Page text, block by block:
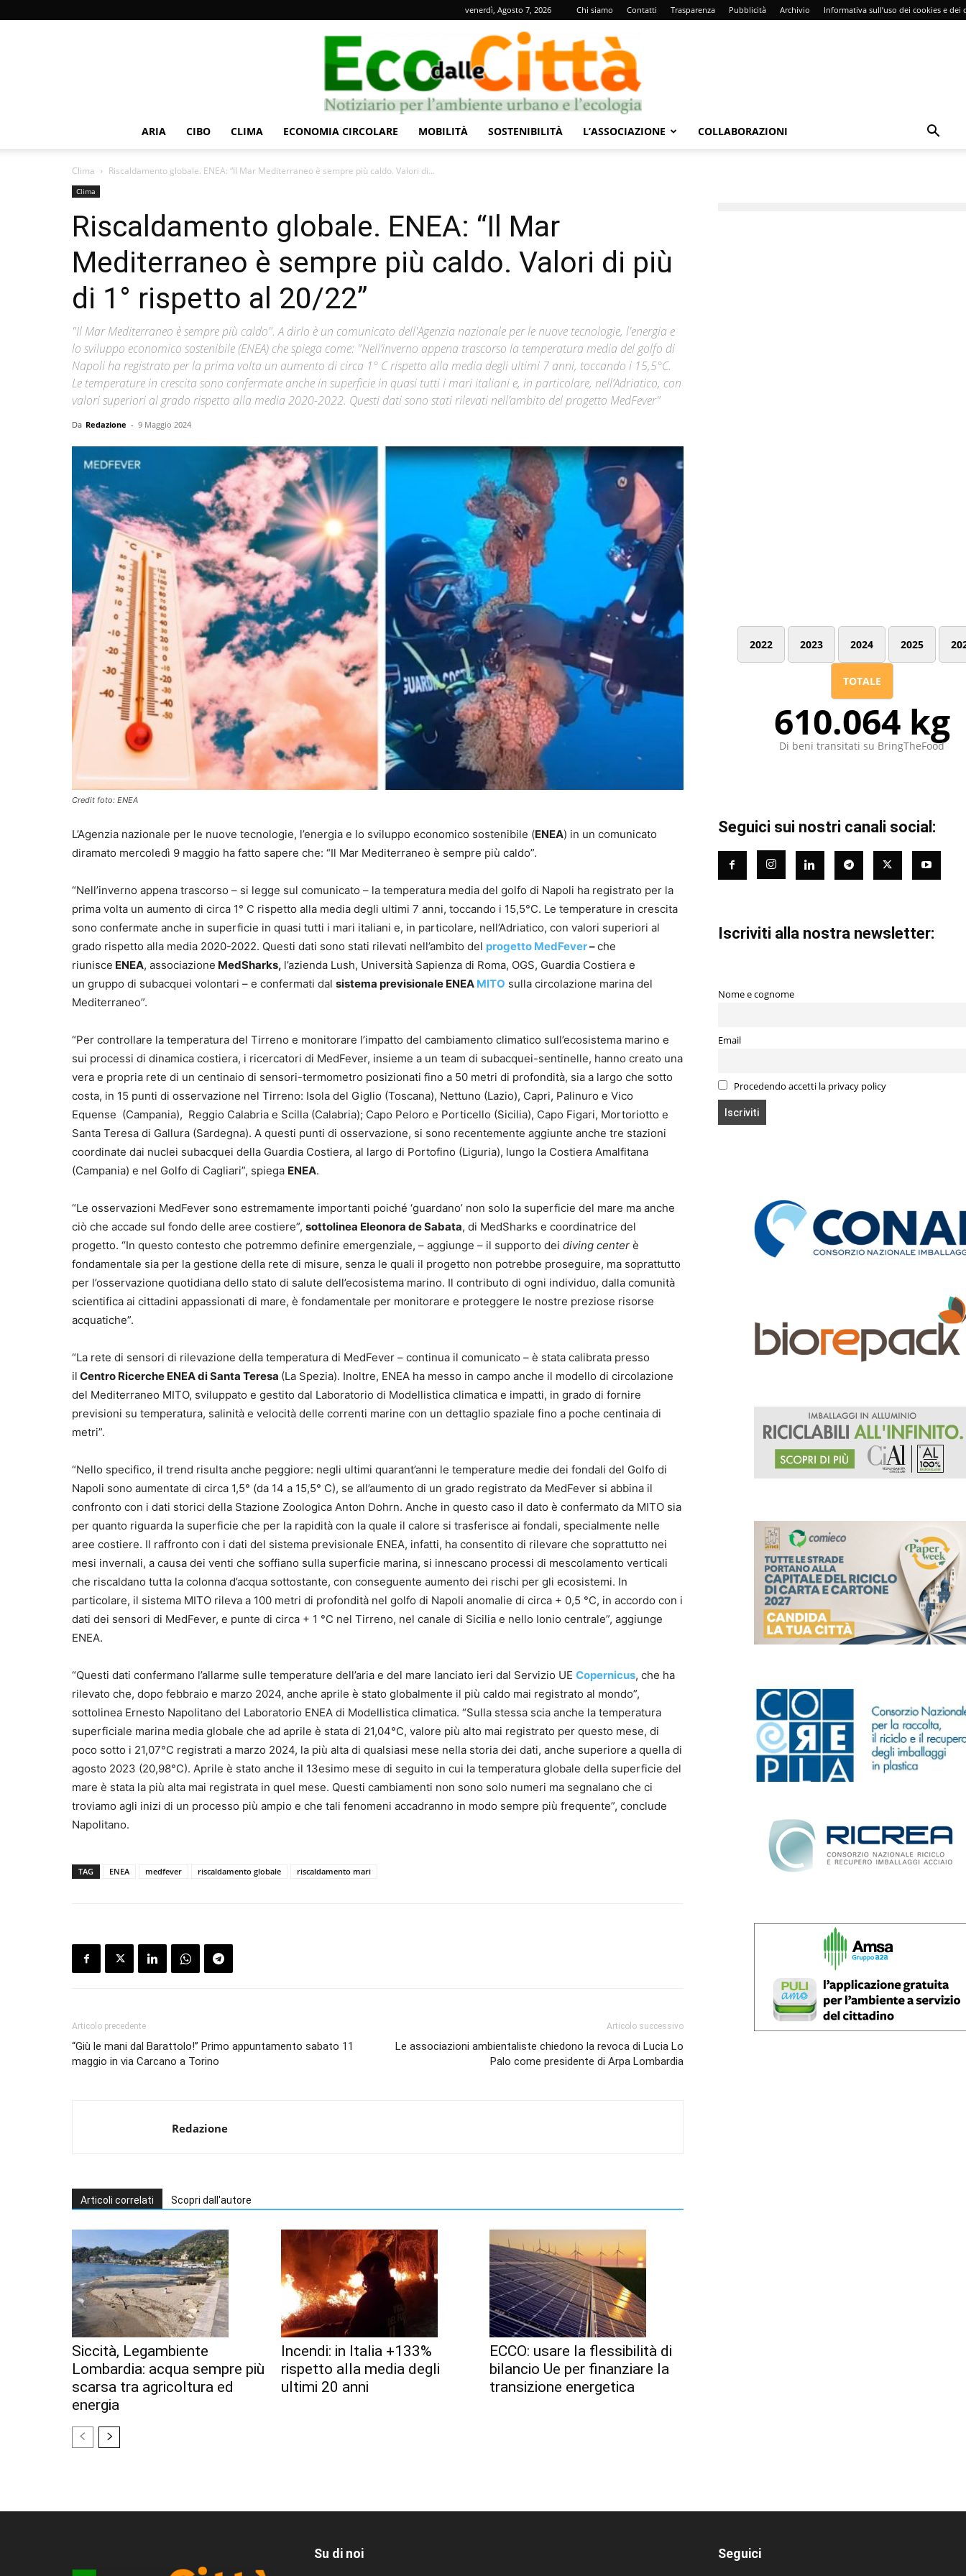
venerdì, Agosto 7, 2026 Chi siamo Contatti Trasparenza Pubblicità Archivio Informativa sull’uso dei cookies e dei
dalle
Città
ARIA CIBO CLIMA ECONOMIA CIRCOLARE MOBILITÀ SOSTENIBILITÀ L’ASSOCIAZIONE COLLABORAZIONI
Clima Riscaldamento globale. ENEA: “Il Mar Mediterraneo è sempre più caldo. Valori di...
Clima
Riscaldamento globale. ENEA: “Il Mar
Mediterraneo è sempre più caldo. Valori di più
di 1° rispetto al 20/22”
"Il Mar Mediterraneo è sempre più caldo". A dirlo è un comunicato dell'Agenzia nazionale per le nuove tecnologie, l'energia e
lo sviluppo economico sostenibile (ENEA) che spiega come: "Nell’inverno appena trascorso la temperatura media del golfo di
Napoli ha registrato per la prima volta un aumento di circa 1° C rispetto alla media degli ultimi 7 anni, toccando i 15,5°C.
Le temperature in crescita sono confermate anche in superficie in quasi tutti i mari italiani e, in particolare, nell’Adriatico, con
valori superiori al grado rispetto alla media 2020-2022. Questi dati sono stati rilevati nell’ambito del progetto MedFever"
Da Redazione - 9 Maggio 2024
Credit foto: ENEA
L’Agenzia nazionale per le nuove tecnologie, l’energia e lo sviluppo economico sostenibile (ENEA) in un comunicato
diramato mercoledì 9 maggio ha fatto sapere che: “Il Mar Mediterraneo è sempre più caldo”.
“Nell’inverno appena trascorso – si legge sul comunicato – la temperatura media del golfo di Napoli ha registrato per la
prima volta un aumento di circa 1° C rispetto alla media degli ultimi 7 anni, toccando i 15,5°C. Le temperature in crescita
sono confermate anche in superficie in quasi tutti i mari italiani e, in particolare, nell’Adriatico, con valori superiori al
grado rispetto alla media 2020-2022. Questi dati sono stati rilevati nell’ambito del progetto MedFever–che
riunisce ENEA, associazione MedSharks, l’azienda Lush, Università Sapienza di Roma, OGS, Guardia Costiera e
un gruppo di subacquei volontari – e confermati dal sistema previsionale ENEA MITO sulla circolazione marina del
Mediterraneo”.
“Per controllare la temperatura del Tirreno e monitorare l’impatto del cambiamento climatico sull’ecosistema marino e
sui processi di dinamica costiera, i ricercatori di MedFever, insieme a un team di subacquei-sentinelle, hanno creato una
vera e propria rete di un centinaio di sensori-termometro posizionati fino a 50 metri di profondità, sia a largo che sotto
costa, in 15 punti di osservazione nel Tirreno: Isola del Giglio (Toscana), Nettuno (Lazio), Capri, Palinuro e Vico
Equense (Campania), Reggio Calabria e Scilla (Calabria); Capo Peloro e Porticello (Sicilia), Capo Figari, Mortoriotto e
Santa Teresa di Gallura (Sardegna). A questi punti di osservazione, si sono recentemente aggiunte anche tre stazioni
coordinate dai nuclei subacquei della Guardia Costiera, al largo di Portofino (Liguria), lungo la Costiera Amalfitana
(Campania) e nel Golfo di Cagliari”, spiega ENEA.
“Le osservazioni MedFever sono estremamente importanti poiché ‘guardano’ non solo la superficie del mare ma anche
ciò che accade sul fondo delle aree costiere”, sottolinea Eleonora de Sabata, di MedSharks e coordinatrice del
progetto. “In questo contesto che potremmo definire emergenziale, – aggiunge – il supporto dei diving center è
fondamentale sia per la gestione della rete di misure, senza le quali il progetto non potrebbe proseguire, ma soprattutto
per l’osservazione quotidiana dello stato di salute dell’ecosistema marino. Il contributo di ogni individuo, dalla comunità
scientifica ai cittadini appassionati di mare, è fondamentale per monitorare e proteggere le nostre preziose risorse
acquatiche”.
“La rete di sensori di rilevazione della temperatura di MedFever – continua il comunicato – è stata calibrata presso
il Centro Ricerche ENEA di Santa Teresa (La Spezia). Inoltre, ENEA ha messo in campo anche il modello di circolazione
del Mediterraneo MITO, sviluppato e gestito dal Laboratorio di Modellistica climatica e impatti, in grado di fornire
previsioni su temperatura, salinità e velocità delle correnti marine con un dettaglio spaziale fino a poche centinaia di
metri”.
“Nello specifico, il trend risulta anche peggiore: negli ultimi quarant’anni le temperature medie dei fondali del Golfo di
Napoli sono aumentate di circa 1,5° (da 14 a 15,5° C), se all’aumento di un grado registrato da MedFever si abbina il
confronto con i dati storici della Stazione Zoologica Anton Dohrn. Anche in questo caso il dato è confermato da MITO sia
per quanto riguarda la superficie che per la rapidità con la quale il calore si trasferisce ai fondali, specialmente nelle
aree costiere. Il raffronto con i dati del sistema previsionale ENEA, infatti, ha consentito di rilevare che soprattutto nei
mesi invernali, a causa dei venti che soffiano sulla superficie marina, si innescano processi di mescolamento verticali
che riscaldano tutta la colonna d’acqua sottostante, con conseguente aumento dei rischi per gli ecosistemi. In
particolare, il sistema MITO rileva a 100 metri di profondità nel golfo di Napoli anomalie di circa + 0,5 °C, in accordo con i
dati dei sensori di MedFever, e punte di circa + 1 °C nel Tirreno, nel canale di Sicilia e nello Ionio centrale”, aggiunge
ENEA.
“Questi dati confermano l’allarme sulle temperature dell’aria e del mare lanciato ieri dal Servizio UE Copernicus, che ha
rilevato che, dopo febbraio e marzo 2024, anche aprile è stato globalmente il più caldo mai registrato al mondo”,
sottolinea Ernesto Napolitano del Laboratorio ENEA di Modellistica climatica. “Sulla stessa scia anche la temperatura
superficiale marina media globale che ad aprile è stata di 21,04°C, valore più alto mai registrato per questo mese, di
poco sotto i 21,07°C registrati a marzo 2024, la più alta di qualsiasi mese nella storia dei dati, anche superiore a quella di
agosto 2023 (20,98°C). Aprile è stato anche il 13esimo mese di seguito in cui la temperatura globale della superficie del
mare è stata la più alta mai registrata in quel mese. Questi cambiamenti non sono solo numeri ma segnalano che ci
troviamo agli inizi di un processo più ampio e che tali fenomeni accadranno in modo sempre più frequente”, conclude
Napolitano.
TAG ENEA medfever riscaldamento globale riscaldamento mari
Articolo precedente
“Giù le mani dal Barattolo!” Primo appuntamento sabato 11
maggio in via Carcano a Torino
Articolo successivo
Le associazioni ambientaliste chiedono la revoca di Lucia Lo
Palo come presidente di Arpa Lombardia
Redazione
Articoli correlati Scopri dall'autore
Siccità, Legambiente
Lombardia: acqua sempre più
scarsa tra agricoltura ed
energia
Incendi: in Italia +133%
rispetto alla media degli
ultimi 20 anni
ECCO: usare la flessibilità di
bilancio Ue per finanziare la
transizione energetica
2022 2023 2024 2025
TOTALE
610.064 kg
Di beni transitati su BringTheFood
Seguici sui nostri canali social:
Iscriviti alla nostra newsletter:
Nome e cognome
Email
Procedendo accetti la privacy policy
Su di noi Seguici